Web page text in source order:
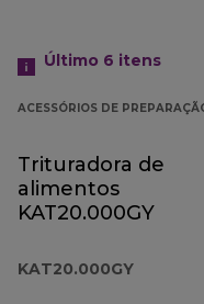
Último 6 itens
ACESSÓRIOS DE
Trituradora de
alimentos
KAT20.000GY
KAT20.000GY